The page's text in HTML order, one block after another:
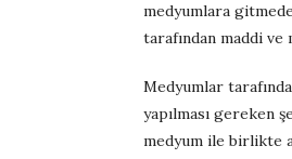
medyumlara
tarafından maddi
Medyumlar
yapılması gereken
medyum ile birlikte